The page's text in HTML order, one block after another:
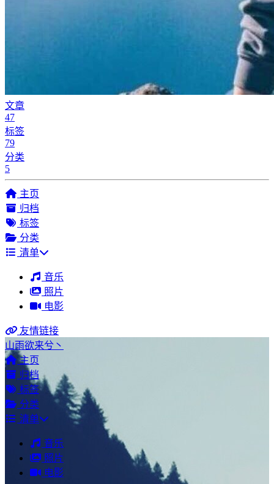
文章
47
标签
79
分类
5
主页
归档
标签
分类
清单
音乐
照片
电影
友情链接
山雨欲来兮丶
主页
归档
标签
分类
清单
音乐
照片
电影